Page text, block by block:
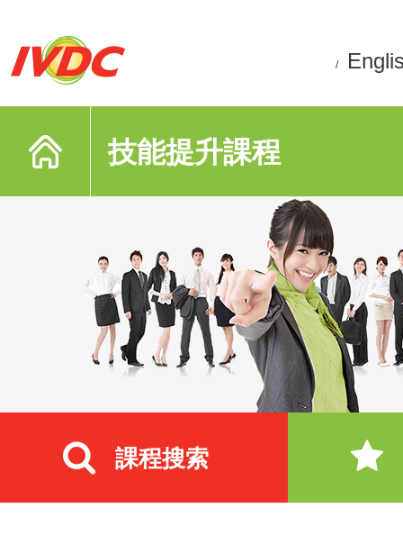
/
技能提升課程
課程搜索